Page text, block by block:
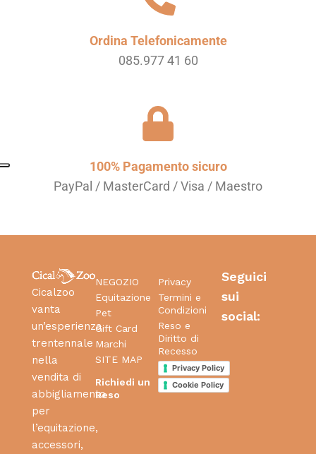
Ordina Telefonicamente
085.977 41 60
100% Pagamento sicuro
PayPal / MasterCard / Visa / Maestro
Cicalzoo
vanta
un’esperienza
trentennale
nella
vendita di
abbigliamento
per
l’equitazione,
accessori,
NEGOZIO
Equitazione
Pet
Gift Card
Marchi
SITE MAP
Richiedi un
Reso
Privacy
Termini e
Condizioni
Reso e
Diritto di
Recesso
Privacy Policy
Cookie Policy
Seguici
sui
social: